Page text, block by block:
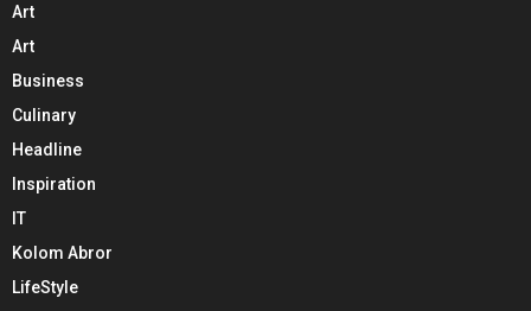
Art
Art
Business
Culinary
Headline
Inspiration
IT
Kolom Abror
LifeStyle